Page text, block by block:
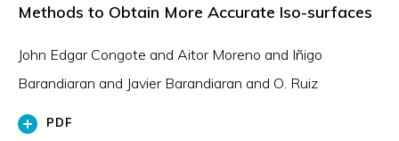
Methods to Obtain More Accurate Iso-surfaces
John Edgar Congote and Aitor Moreno and Iñigo
Barandiaran and Javier Barandiaran and O. Ruiz
PDF